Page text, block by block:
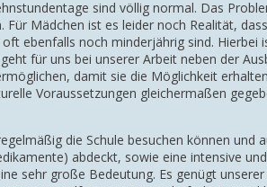
sind völlig normal. Das
Mädchen ist es leider noch Realität,
ebenfalls noch minderjährig sind. Hierbei
für uns bei unserer Arbeit neben der
damit sie die Möglichkeit
Voraussetzungen gleichermaßen
die Schule besuchen können und
abdeckt, sowie eine intensive
sehr große Bedeutung. Es genügt